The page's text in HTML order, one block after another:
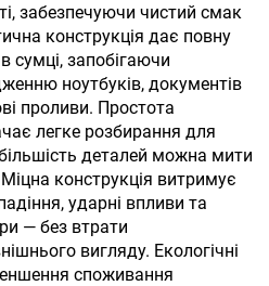
забезпечуючи чистий смак
конструкція дає повну
сумці, запобігаючи
ноутбуків, документів
проливи. Простота
легке розбирання для
деталей можна мити
конструкція витримує
ударні впливи та
— без втрати
вигляду. Екологічні
споживання